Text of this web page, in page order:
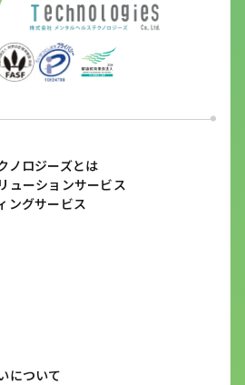
ノロジーズとは
ューションサービス
ングサービス
について